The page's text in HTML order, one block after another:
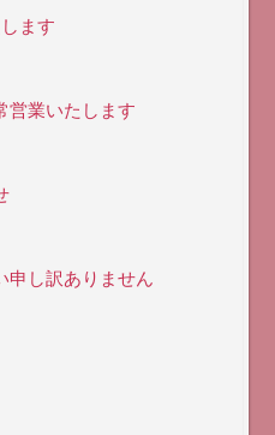
ます
営業いたします
申し訳ありません